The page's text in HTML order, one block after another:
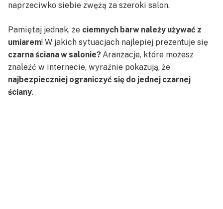
naprzeciwko siebie zwężą za szeroki salon.
Pamiętaj jednak, że ciemnych barw należy używać z
umiarem! W jakich sytuacjach najlepiej prezentuje się
czarna ściana w salonie?Aranżacje, które możesz
znaleźć w internecie, wyraźnie pokazują, że
najbezpieczniej ograniczyć się do jednej czarnej
ściany.